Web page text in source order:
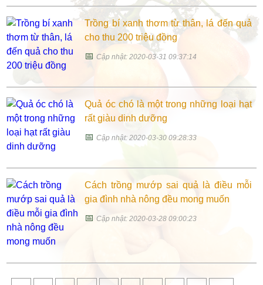
Trồng bí xanh thơm từ thân, lá đến quả
cho thu 200 triệu đồng
📅Cập nhật: 2020-03-31 09:37:14
Quả óc chó là một trong những loại hạt
rất giàu dinh dưỡng
📅Cập nhật: 2020-03-30 09:28:33
Cách trồng mướp sai quả là điều mỗi
gia đình nhà nông đều mong muốn
📅Cập nhật: 2020-03-28 09:00:23